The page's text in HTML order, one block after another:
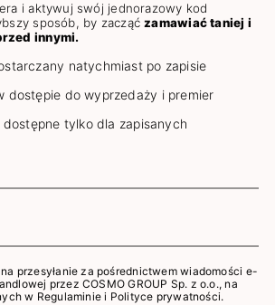
i aktywuj swój jednorazowy kod
sposób, by zacząćzamawiać taniej i
innymi.
natychmiast po zapisie
dostępie do wyprzedaży i premier
tylko dla zapisanych
przesyłanie za pośrednictwem wiadomości e-
przez COSMO GROUP Sp. z o.o., na
w Regulaminie i Polityce prywatności.